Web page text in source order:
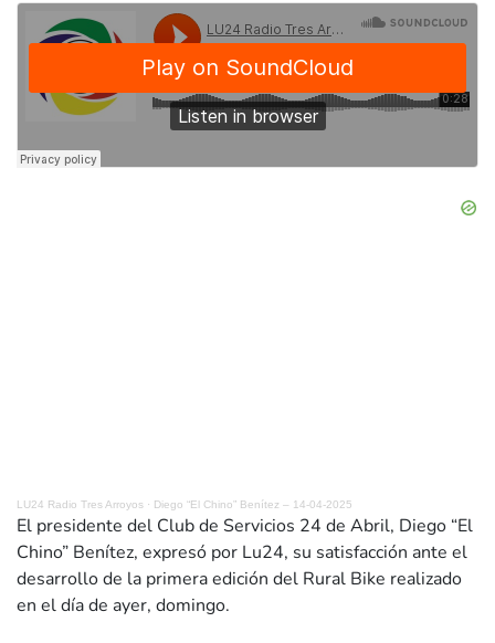
LU24 Radio Tres Arroyos · Diego “El Chino” Benítez – 14-04-2025
El presidente del Club de Servicios 24 de Abril, Diego “El
Chino” Benítez, expresó por Lu24, su satisfacción ante el
desarrollo de la primera edición del Rural Bike realizado
en el día de ayer, domingo.